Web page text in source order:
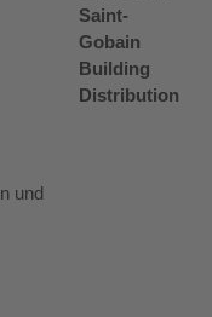
Saint-
Gobain
Building
Distribution
und